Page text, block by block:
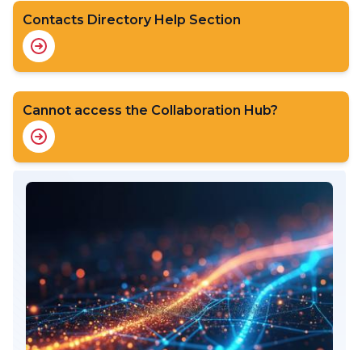
Contacts Directory Help Section
Cannot access the Collaboration Hub?